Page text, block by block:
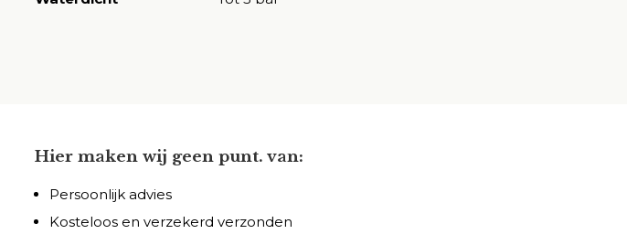
Hier maken wij geen punt. van:
Persoonlijk advies
Kosteloos en verzekerd verzonden